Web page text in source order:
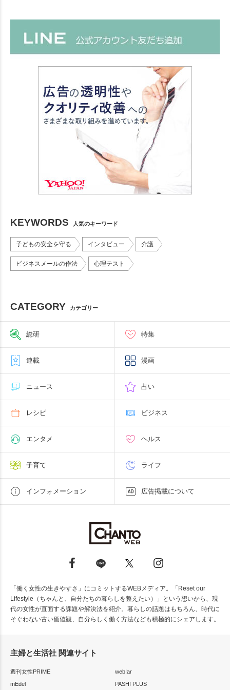
KEYWORDS 人気のキーワード
子どもの安全を守る インタビュー 介護
ビジネスメールの作法 心理テスト
CATEGORY カテゴリー
総研 特集
連載 漫画
ニュース 占い
レシピ ビジネス
エンタメ ヘルス
子育て ライフ
インフォメーション 広告掲載について
「働く女性の生きやすさ」にコミットするWEBメディア。「Reset our
Lifestyle（ちゃんと、自分たちの暮らしを整えたい）」という想いから、現
代の女性が直面する課題や解決法を紹介。暮らしの話題はもちろん、時代に
そぐわない古い価値観、自分らしく働く方法なども積極的にシェアします。
主婦と生活社 関連サイト
週刊女性PRIME
web!ar
mEdel
PASH! PLUS